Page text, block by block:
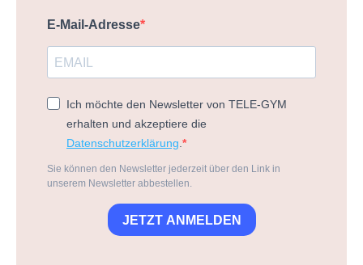
E-Mail-Adresse
Ich möchte den Newsletter von TELE-GYM
erhalten und akzeptiere die
Datenschutzerklärung
Sie können den Newsletter jederzeit über den Link in
unserem Newsletter abbestellen.
JETZT ANMELDEN